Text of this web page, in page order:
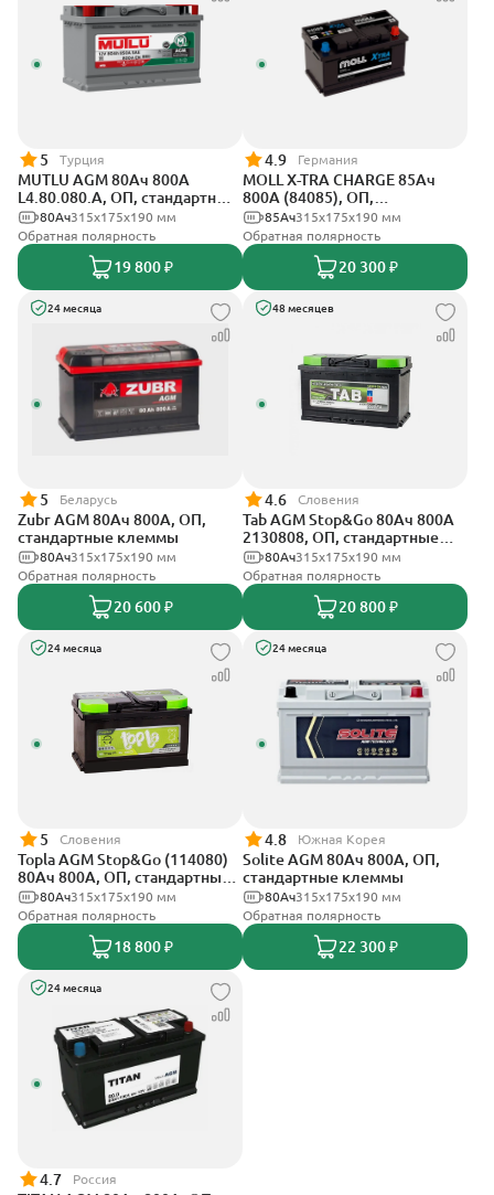
5 Турция
MUTLU AGM 80Ач 800A
L4.80.080.A, ОП, стандартные
клеммы315x175x190 мм
80Ач
Обратная полярность
19 800 ₽
4.9 Германия
MOLL X-TRA CHARGE 85Ач
800А (84085), ОП,
стандартные клеммы
315x175x190 мм
85Ач
Обратная полярность
20 300 ₽
24 месяца
5 Беларусь
Zubr AGM 80Ач 800А, ОП,
стандартные клеммы
315x175x190 мм
80Ач
Обратная полярность
20 600 ₽
48 месяцев
4.6 Словения
Tab AGM Stop&Go 80Ач 800А
2130808, ОП, стандартные
клеммы315x175x190 мм
80Ач
Обратная полярность
20 800 ₽
24 месяца
5 Словения
Topla AGM Stop&Go (114080)
80Ач 800А, ОП, стандартные
клеммы315x175x190 мм
80Ач
Обратная полярность
18 800 ₽
24 месяца
4.8 Южная Корея
Solite AGM 80Ач 800А, ОП,
стандартные клеммы
315x175x190 мм
80Ач
Обратная полярность
22 300 ₽
24 месяца
4.7 Россия